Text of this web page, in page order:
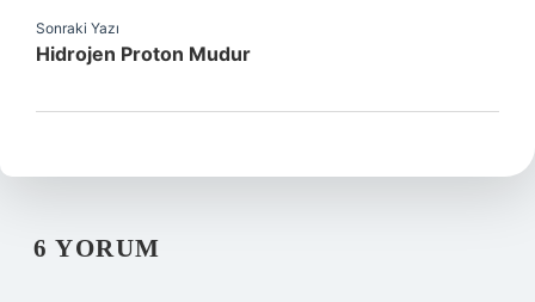
Sonraki Yazı
Hidrojen Proton Mudur
6 YORUM